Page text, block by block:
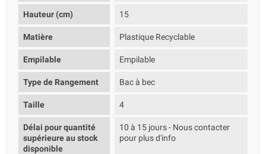
Hauteur (cm) 15
Matière Plastique Recyclable
Empilable Empilable
Type de Rangement Bac à bec
Taille 4
Délai pour quantité
supérieure au stock
disponible
10 à 15 jours - Nous contacter
pour plus d'info